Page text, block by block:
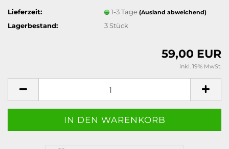
Lieferzeit: 1-3 Tage(Ausland abweichend)
Lagerbestand: 3Stück
59,00 EUR
inkl. 19% MwSt.